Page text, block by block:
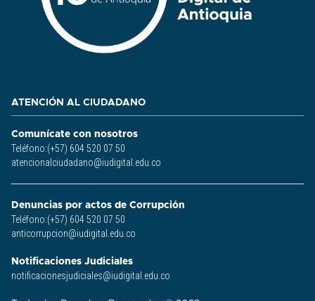
ATENCIÓN AL CIUDADANO
Comunícate con nosotros
Teléfono:(+57) 604 520 07 50
atencionalciudadano@iudigital.edu.co
Denuncias por actos de Corrupción
Teléfono:(+57) 604 520 07 50
anticorrupcion@iudigital.edu.co
Notificaciones Judiciales
notificacionesjudiciales@iudigital.edu.co